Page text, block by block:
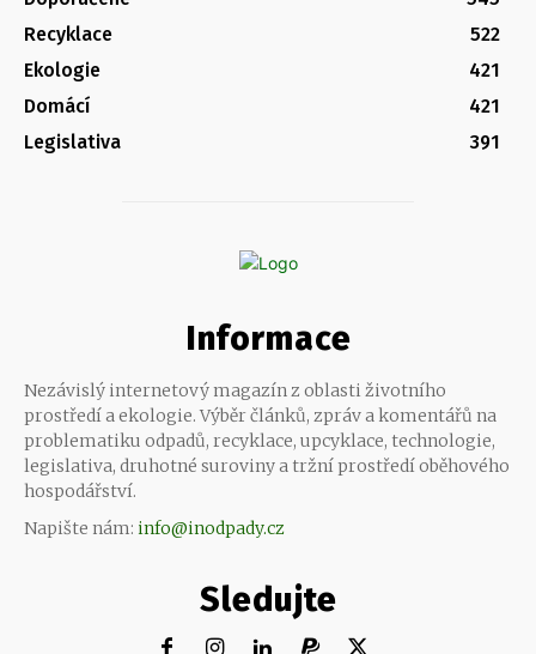
Recyklace
522
Ekologie
421
Domácí
421
Legislativa
391
Informace
Nezávislý internetový magazín z oblasti životního
prostředí a ekologie. Výběr článků, zpráv a komentářů na
problematiku odpadů, recyklace, upcyklace, technologie,
legislativa, druhotné suroviny a tržní prostředí oběhového
hospodářství.
Napište nám: info@inodpady.cz
Sledujte